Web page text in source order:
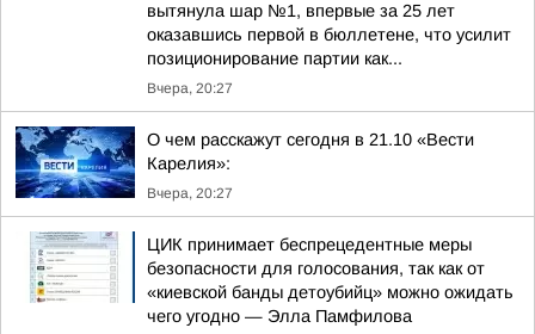
вытянула шар №1, впервые за 25 лет
оказавшись первой в бюллетене, что усилит
позиционирование партии как...
Вчера, 20:27
О чем расскажут сегодня в 21.10 «Вести
Карелия»:
Вчера, 20:27
ЦИК принимает беспрецедентные меры
безопасности для голосования, так как от
«киевской банды детоубийц» можно ожидать
чего угодно — Элла Памфилова